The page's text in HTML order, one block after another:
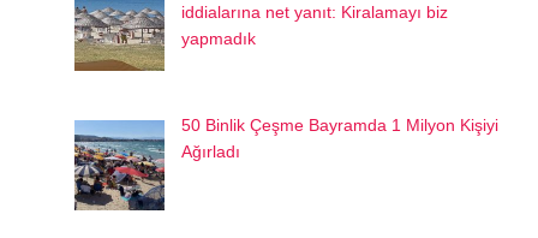
iddialarına net yanıt: Kiralamayı biz
yapmadık
50 Binlik Çeşme Bayramda 1 Milyon Kişiyi
Ağırladı